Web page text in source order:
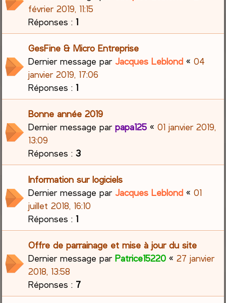
février 2019, 11:15
Réponses :1
GesFine & Micro Entreprise
Dernier message parJacques Leblond «04
janvier 2019, 17:06
Réponses :1
Bonne année 2019
Dernier message parpapa125 «01 janvier 2019,
13:09
Réponses :3
Information sur logiciels
Dernier message parJacques Leblond «01
juillet 2018, 16:10
Réponses :1
Offre de parrainage et mise à jour du site
Dernier message parPatrice15220 «27 janvier
2018, 13:58
Réponses : 7